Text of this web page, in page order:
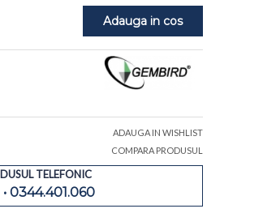
Adauga in cos
ADAUGA IN WISHLIST
COMPARA PRODUSUL
TELEFONIC
0344.401.060